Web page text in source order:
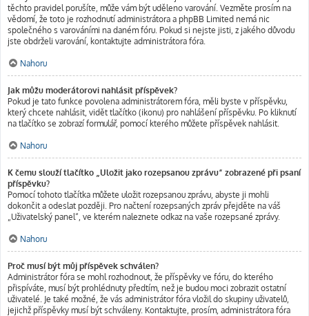
těchto pravidel porušíte, může vám být uděleno varování. Vezměte prosím na
vědomí, že toto je rozhodnutí administrátora a phpBB Limited nemá nic
společného s varováními na daném fóru. Pokud si nejste jisti, z jakého důvodu
jste obdrželi varování, kontaktujte administrátora fóra.
Nahoru
Jak můžu moderátorovi nahlásit příspěvek?
Pokud je tato funkce povolena administrátorem fóra, měli byste v příspěvku,
který chcete nahlásit, vidět tlačítko (ikonu) pro nahlášení příspěvku. Po kliknutí
na tlačítko se zobrazí formulář, pomocí kterého můžete příspěvek nahlásit.
Nahoru
K čemu slouží tlačítko „Uložit jako rozepsanou zprávu“ zobrazené při psaní
příspěvku?
Pomocí tohoto tlačítka můžete uložit rozepsanou zprávu, abyste ji mohli
dokončit a odeslat později. Pro načtení rozepsaných zpráv přejděte na váš
„Uživatelský panel“, ve kterém naleznete odkaz na vaše rozepsané zprávy.
Nahoru
Proč musí být můj příspěvek schválen?
Administrátor fóra se mohl rozhodnout, že příspěvky ve fóru, do kterého
přispíváte, musí být prohlédnuty předtím, než je budou moci zobrazit ostatní
uživatelé. Je také možné, že vás administrátor fóra vložil do skupiny uživatelů,
jejichž příspěvky musí být schváleny. Kontaktujte, prosím, administrátora fóra